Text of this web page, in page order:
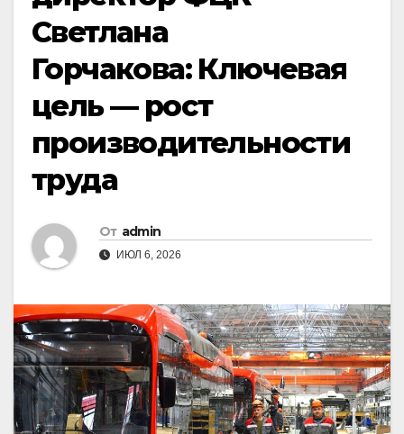
Светлана
Горчакова: Ключевая
цель — рост
производительности
труда
От admin
ИЮЛ 6, 2026